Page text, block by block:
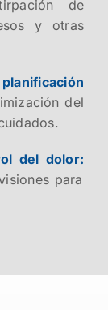
de
y otras
del
del dolor:
para